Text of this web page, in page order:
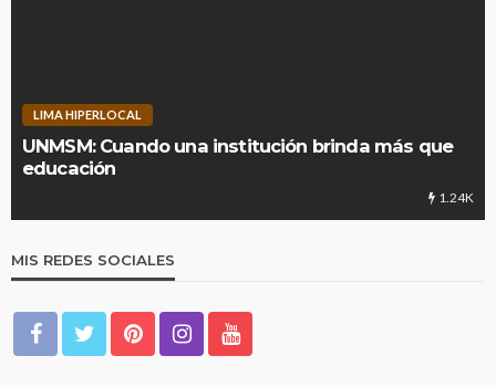
LIMA HIPERLOCAL
UNMSM: Cuando una institución brinda más que
educación
1.24K
MIS REDES SOCIALES